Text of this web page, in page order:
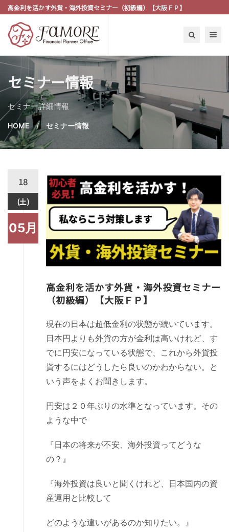
高金利を活かす外貨・海外投資セミナー（初級編）【大阪ＦＰ】
Toggle
セミナー情報
セミナー詳細情報
HOME セミナー情報
18
(土)
05月
高金利を活かす外貨・海外投資セミナー
（初級編）【大阪ＦＰ】
現在の日本は超低金利の状態が続いています。
日本円よりも外貨の方が金利は高いけれど、す
でに円安になっている状態で、これから外貨投
資するにはどうしたら良いのかわからない。と
いう声をよくお聞きします。
円安は２０年ぶりの水準となっています。その
ような中で
『日本の将来が不安、海外投資ってどうな
の？』
『海外投資は良いと聞くけれど、日本国内の資
産運用と比較して
どのような違いがあるのか知りたい。』